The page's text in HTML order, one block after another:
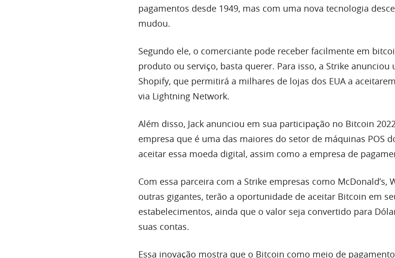
pagamentos desde 1949, mas com uma nova tecnologia
mudou.
Segundo ele, o comerciante pode receber facilmente em
produto ou serviço, basta querer. Para isso, a Strike anunciou
Shopify, que permitirá a milhares de lojas dos EUA a
via Lightning Network.
Além disso, Jack anunciou em sua participação no Bitcoin
empresa que é uma das maiores do setor de máquinas POS
aceitar essa moeda digital, assim como a empresa de
Com essa parceira com a Strike empresas como McDonald’s,
outras gigantes, terão a oportunidade de aceitar Bitcoin em
estabelecimentos, ainda que o valor seja convertido para
suas contas.
Essa inovação mostra que o Bitcoin como meio de